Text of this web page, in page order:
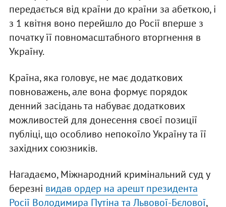
передається від країни до країни за абеткою, і
з 1 квітня воно перейшло до Росії вперше з
початку її повномасштабного вторгнення в
Україну.
Країна, яка головує, не має додаткових
повноважень, але вона формує порядок
денний засідань та набуває додаткових
можливостей для донесення своєї позиції
публіці, що особливо непокоїло Україну та її
західних союзників.
Нагадаємо, Міжнародний кримінальний суд у
березні видав ордер на арешт президента
Росії Володимира Путіна та Львової-Бєлової,